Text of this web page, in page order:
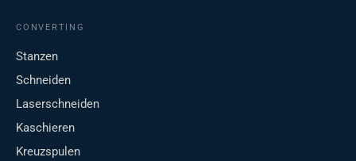
CONVERTING
Stanzen
Schneiden
Laserschneiden
Kaschieren
Kreuzspulen